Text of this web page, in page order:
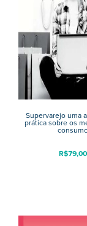
Supervarejo uma
prática sobre os
R$79,00